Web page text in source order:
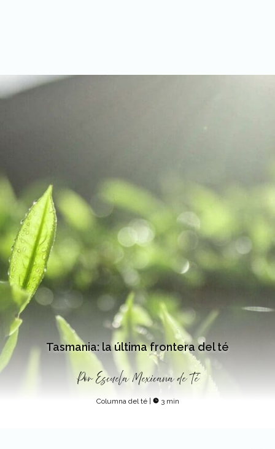
Tasmania: la última frontera del té
Por Escuela Mexicana de Té
Columna del té 3 min